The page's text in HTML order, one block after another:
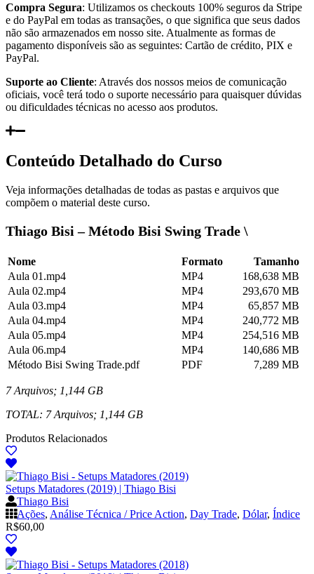
Compra Segura: Utilizamos os checkouts 100% seguros da Stripe
e do PayPal em todas as transações, o que significa que seus dados
não são armazenados em nosso site. Atualmente as formas de
pagamento disponíveis são as seguintes: Cartão de crédito, PIX e
PayPal.
Suporte ao Cliente: Através dos nossos meios de comunicação
oficiais, você terá todo o suporte necessário para quaisquer dúvidas
ou dificuldades técnicas no acesso aos produtos.
Conteúdo Detalhado do Curso
Veja informações detalhadas de todas as pastas e arquivos que
compõem o material deste curso.
Thiago Bisi – Método Bisi Swing Trade \
Nome Formato
Tamanho
Aula 01.mp4
MP4
168,638 MB
Aula 02.mp4
MP4
293,670 MB
Aula 03.mp4
MP4
65,857 MB
Aula 04.mp4
MP4
240,772 MB
Aula 05.mp4
MP4
254,516 MB
Aula 06.mp4
MP4
140,686 MB
Método Bisi Swing Trade.pdf
PDF 7,289 MB
7 Arquivos; 1,144 GB
TOTAL: 7 Arquivos; 1,144 GB
Produtos Relacionados
Setups Matadores (2019) | Thiago Bisi
Thiago Bisi
Ações, Análise Técnica / Price Action, Day Trade, Dólar, Índice
R$60,00